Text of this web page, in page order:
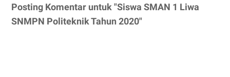
Posting Komentar untuk "Siswa SMAN 1 Liwa
SNMPN Politeknik Tahun 2020"